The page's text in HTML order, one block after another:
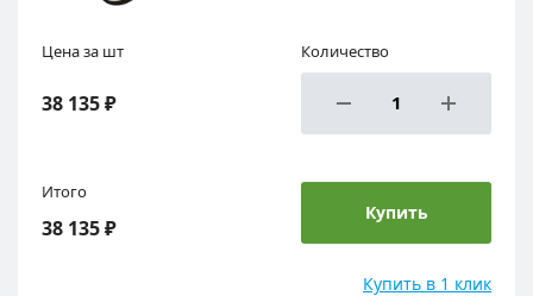
Цена за шт
38 135 ₽
Количество
Итого
38 135 ₽
Купить
Купить в 1 клик